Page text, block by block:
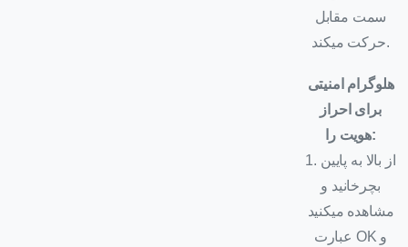
سمت مقابل
حرکت میکند.
هلوگرام امنیتی
برای احراز
هویت را:
1. از بالا به پایین
بچرخانید و
مشاهده میکنید
عبارت OK و